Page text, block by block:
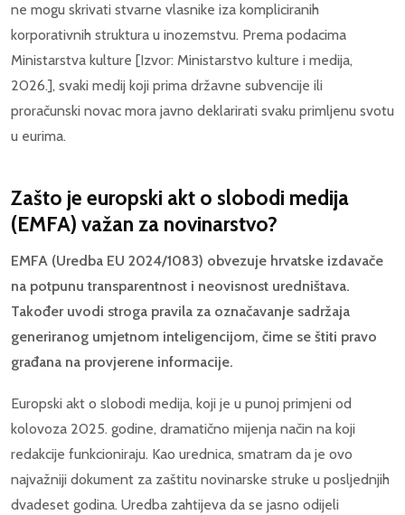
ne mogu skrivati stvarne vlasnike iza kompliciranih
korporativnih struktura u inozemstvu. Prema podacima
Ministarstva kulture [Izvor: Ministarstvo kulture i medija,
2026.], svaki medij koji prima državne subvencije ili
proračunski novac mora javno deklarirati svaku primljenu svotu
u eurima.
Zašto je europski akt o slobodi medija
(EMFA) važan za novinarstvo?
EMFA (Uredba EU 2024/1083) obvezuje hrvatske izdavače
na potpunu transparentnost i neovisnost uredništava.
Također uvodi stroga pravila za označavanje sadržaja
generiranog umjetnom inteligencijom, čime se štiti pravo
građana na provjerene informacije.
Europski akt o slobodi medija, koji je u punoj primjeni od
kolovoza 2025. godine, dramatično mijenja način na koji
redakcije funkcioniraju. Kao urednica, smatram da je ovo
najvažniji dokument za zaštitu novinarske struke u posljednjih
dvadeset godina. Uredba zahtijeva da se jasno odijeli